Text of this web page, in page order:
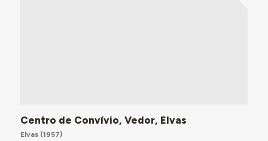
Centro de Convívio, Vedor, Elvas
Elvas(1957)